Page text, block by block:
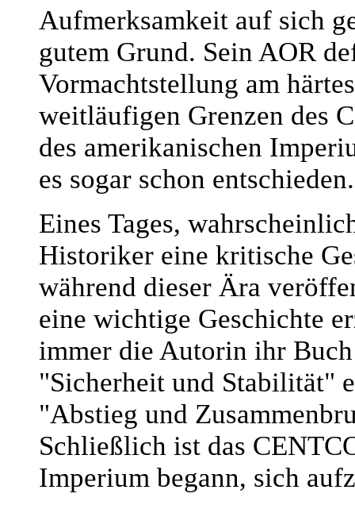
Aufmerksamkeit auf sich
gutem Grund. Sein AOR
Vormachtstellung am
weitläufigen Grenzen des
des amerikanischen
es sogar schon entschieden.
Eines Tages,
Historiker eine kritische
während dieser Ära
eine wichtige Geschichte
immer die Autorin ihr
"Sicherheit und Stabilität"
"Abstieg und
Schließlich ist das
Imperium begann, sich